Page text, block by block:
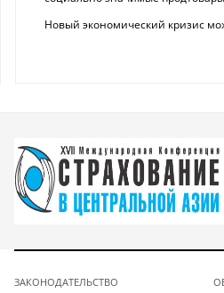
Новый экономический кризис
ЗАКОНОДАТЕЛЬСТВО